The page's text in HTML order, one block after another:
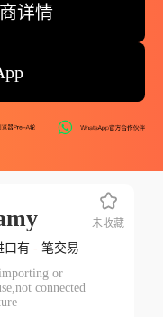
详情
口有 -笔交易
or
connected
未收藏